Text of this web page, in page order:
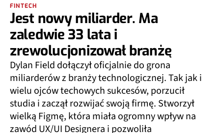
FINTECH
Jest nowy miliarder. Ma
zaledwie 33 lata i
zrewolucjonizował branżę
Dylan Field dołączył oficjalnie do grona
miliarderów z branży technologicznej. Tak jak i
wielu ojców techowych sukcesów, porzucił
studia i zaczął rozwijać swoją firmę. Stworzył
wielką Figmę, która miała ogromny wpływ na
zawód UX/UI Designera i pozwoliła